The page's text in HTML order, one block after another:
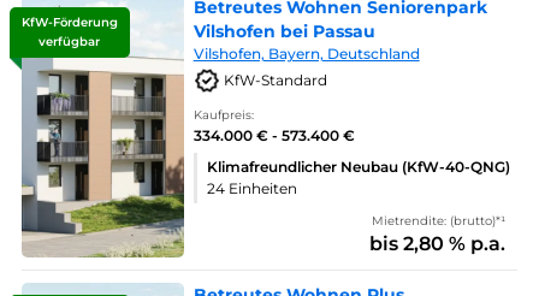
KfW-Förderung
verfügbar
Betreutes Wohnen Seniorenpark
Vilshofen bei Passau
Vilshofen, Bayern, Deutschland
KfW-Standard
Kaufpreis:
334.000 € - 573.400 €
Klimafreundlicher Neubau (KfW-40-QNG)
24 Einheiten
Mietrendite: (brutto)*¹
bis 2,80 % p.a.